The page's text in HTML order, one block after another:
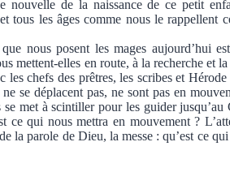
nouvelle de la naissance de ce petit
tous les âges comme nous le rappellent
nous posent les mages aujourd’hui
mettent-elles en route, à la recherche et
les chefs des prêtres, les scribes et
se déplacent pas, ne sont pas en
se met à scintiller pour les guider
ce qui nous mettra en mouvement ?
la parole de Dieu, la messe : qu’est ce